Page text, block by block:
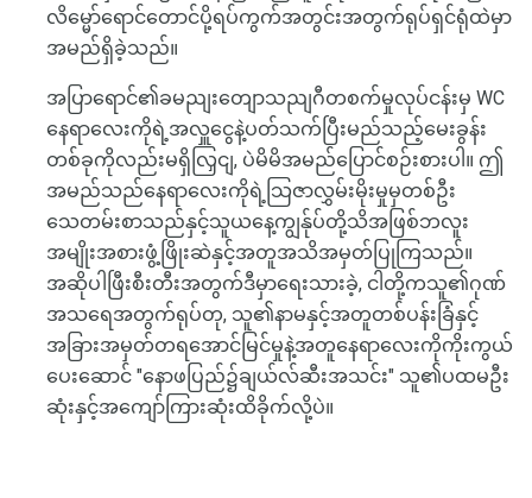
လိမ္မော်ရောင်တောင်ပို့ရပ်ကွက်အတွင်းအတွက်ရုပ်ရှင်ရုံထဲမှာ
အမည်ရှိခဲ့သည်။
အပြာရောင်၏ခမညျးတျောသညျဂီတစက်မှုလုပ်ငန်းမှ WC
နေရာလေးကိုရဲ့အလှူငွေနဲ့ပတ်သက်ပြီးမည်သည့်မေးခွန်း
တစ်ခုကိုလည်းမရှိလြှငျ, ပဲမိမိအမည်ပြောင်စဉ်းစားပါ။ ဤ
အမည်သည်နေရာလေးကိုရဲ့သြဇာလွှမ်းမိုးမှုမှတစ်ဦး
သေတမ်းစာသည်နှင့်သူယနေ့ကျွန်ုပ်တို့သိအဖြစ်ဘလူး
အမျိုးအစားဖွံ့ဖြိုးဆဲနှင့်အတူအသိအမှတ်ပြုကြသည်။
အဆိုပါဖြီးစီးတီးအတွက်ဒီမှာရေးသားခဲ့, ငါတို့ကသူ၏ဂုဏ်
အသရေအတွက်ရုပ်တု, သူ၏နာမနှင့်အတူတစ်ပန်းခြံနှင့်
အခြားအမှတ်တရအောင်မြင်မှုနဲ့အတူနေရာလေးကိုကိုးကွယ်
ပေးဆောင် "နောဖပြည်၌ချယ်လ်ဆီးအသင်း" သူ၏ပထမဦး
ဆုံးနှင့်အကျော်ကြားဆုံးထိခိုက်လို့ပဲ။